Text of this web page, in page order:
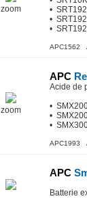
zoom
•
•
•
APC1562
zoom
APC
Acide de
•
•
•
APC1993
APC
Batterie